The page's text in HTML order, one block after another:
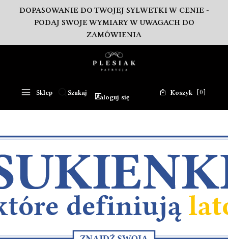
DOPASOWANIE DO TWOJEJ SYLWETKI W CENIE -
PODAJ SWOJE WYMIARY W UWAGACH DO
ZAMÓWIENIA
Sklep
Otwórz wyszukiwarkę
Szukaj
Zaloguj się
Produkty w
Koszyk